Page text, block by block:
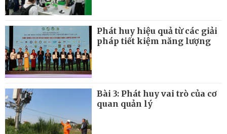
Phát huy hiệu quả từ các giải
pháp tiết kiệm năng lượng
Bài 3: Phát huy vai trò của cơ
quan quản lý